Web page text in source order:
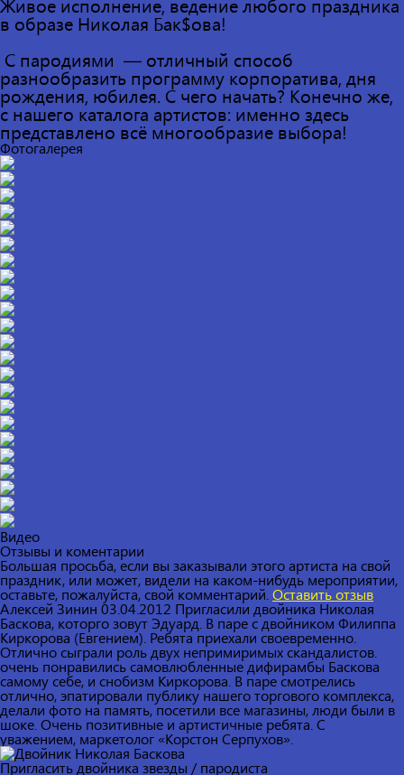
Живое исполнение, ведение любого праздника
в образе Николая Бак$ова!
С пародиями — отличный способ
разнообразить программу корпоратива, дня
рождения, юбилея. С чего начать? Конечно же,
с нашего каталога артистов: именно здесь
представлено всё многообразие выбора!
Фотогалерея
Видео
Отзывы и коментарии
Большая просьба, если вы заказывали этого артиста на свой
праздник, или может, видели на каком-нибудь мероприятии,
оставьте, пожалуйста, свой комментарий. Оставить отзыв
Алексей Зинин 03.04.2012 Пригласили двойника Николая
Баскова, которго зовут Эдуард. В паре с двойником Филиппа
Киркорова (Евгением). Ребята приехали своевременно.
Отлично сыграли роль двух непримиримых скандалистов.
очень понравились самовлюбленные дифирамбы Баскова
самому себе, и снобизм Киркорова. В паре смотрелись
отлично, эпатировали публику нашего торгового комплекса,
делали фото на память, посетили все магазины, люди были в
шоке. Очень позитивные и артистичные ребята. С
уважением, маркетолог «Корстон Серпухов».
Пригласить двойника звезды / пародиста